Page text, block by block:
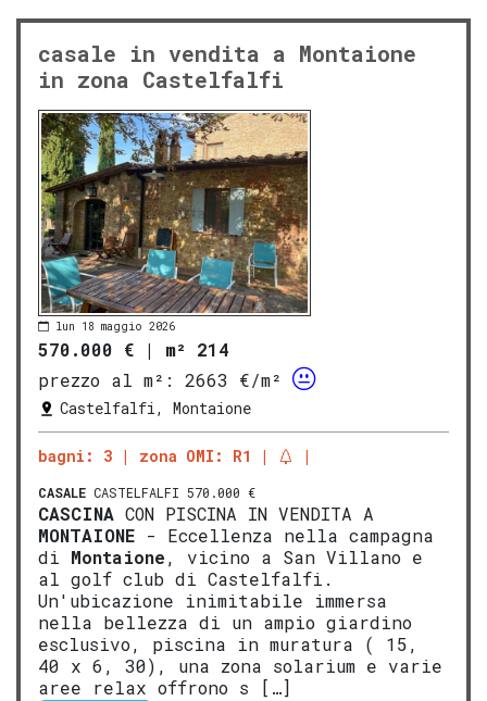
casale in vendita a Montaione
in zona Castelfalfi
lun 18 maggio 2026
570.000 € | m² 214
prezzo al m²:
2663 €/m²
Castelfalfi, Montaione
bagni: 3 zona OMI: R1
CASALE CASTELFALFI 570.000 €
CASCINA CON PISCINA IN VENDITA A
MONTAIONE - Eccellenza nella campagna
di Montaione, vicino a San Villano e
al golf club di Castelfalfi.
Un'ubicazione inimitabile immersa
nella bellezza di un ampio giardino
esclusivo, piscina in muratura ( 15,
40 x 6, 30), una zona solarium e varie
aree relax offrono s […]